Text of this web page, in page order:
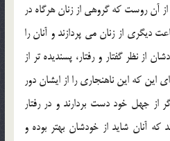
آن روست كه گروهي از زنان هرگاه در
ديگري از زنان مي پردازند و آنان را
از نظر گفتار و رفتار، پسنديده تر از
اين كه اين ناهنجاري را از ايشان دور
از جهل خود دست بردارند و در رفتار
آنان شايد از خودشان بهتر بوده و